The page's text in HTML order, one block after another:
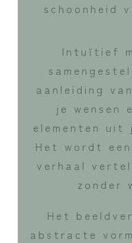
schoonheid
Intuïtief
aanleiding
je wensen
elementen uit
Het wordt
verhaal
zonder
Het
abstracte